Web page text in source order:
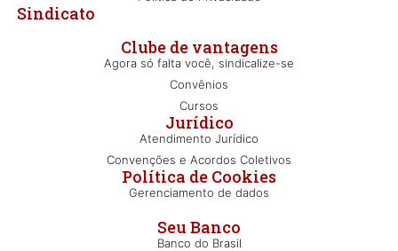
Seu Banco
Banco do Brasil
Clube de vantagens
Agora só falta você, sindicalize-se
Convênios
Cursos
Jurídico
Atendimento Jurídico
Convenções e Acordos Coletivos
Política de Cookies
Gerenciamento de dados
Sindicato